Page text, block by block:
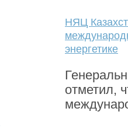
НЯЦ
энергетике
отметил,